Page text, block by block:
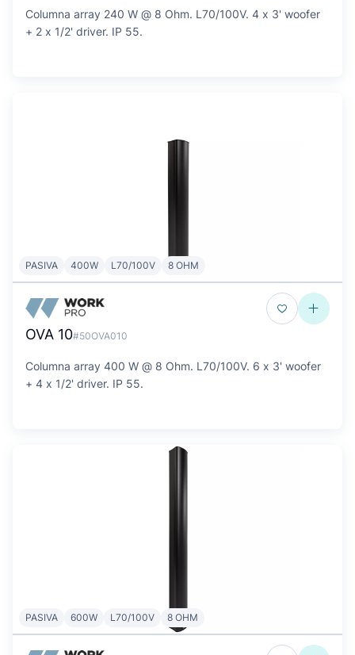
Columna array 240 W @ 8 Ohm. L70/100V. 4 x 3' woofer
+ 2 x 1/2' driver. IP 55.
PASIVA 400W L70/100V 8 OHM
OVA 10#50OVA010
Columna array 400 W @ 8 Ohm. L70/100V. 6 x 3' woofer
+ 4 x 1/2' driver. IP 55.
PASIVA 600W L70/100V 8 OHM